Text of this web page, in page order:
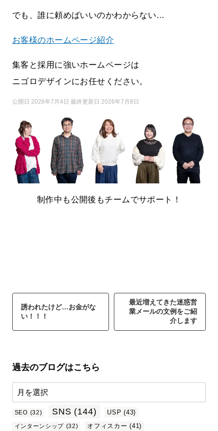
でも、誰に頼めばいいのかわからない…
お客様のホームページ紹介
集客と採用に強いホームページは
ニゴロデザインにお任せください。
公開日 2026年7月4日 最終更新日 2026年7月8日
制作中も公開後もチームでサポート！
誘われたけど…お金がな
い！！！
最近増えてきた迷惑営
業メールの文例をご紹
介します
過去のブログはこちら
SEO (32) SNS (144) USP (43)
インターンシップ (32) オフィスカー (41)